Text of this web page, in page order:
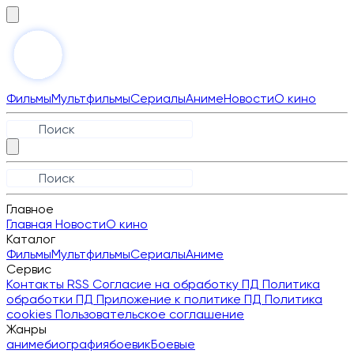
ФильмыМультфильмыСериалыАнимеНовостиО кино
Главное
Главная НовостиО кино
Каталог
ФильмыМультфильмыСериалыАниме
Сервис
Контакты RSS Согласие на обработку ПД Политика
обработки ПД Приложение к политике ПД Политика
cookies Пользовательское соглашение
Жанры
анимебиографиябоевикБоевые